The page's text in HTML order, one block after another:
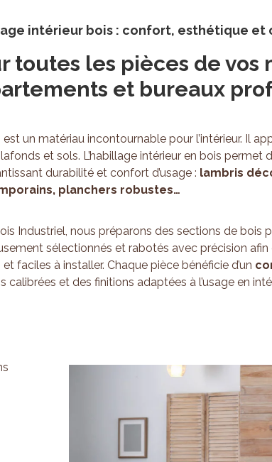
intérieur bois : confort, esthétique et
toutes les pièces de vos
et bureaux
est un matériau incontournable pour l’intérieur. Il
et sols. L’habillage intérieur en bois
durabilité et confort d’usage : lambris
planchers robustes…
Industriel, nous préparons des sections de bois
sélectionnés et rabotés avec précision
faciles à installer. Chaque pièce bénéficie d’un
calibrées et des finitions adaptées à l’usage en